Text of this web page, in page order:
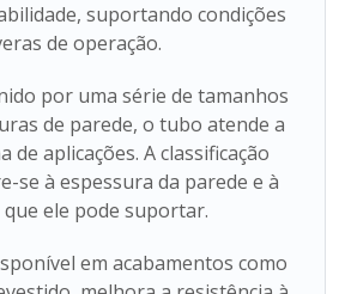
suportando condições
de operação.
por uma série de tamanhos
de parede, o tubo atende a
de aplicações. A classificação
se à espessura da parede e à
ele pode suportar.
em acabamentos como